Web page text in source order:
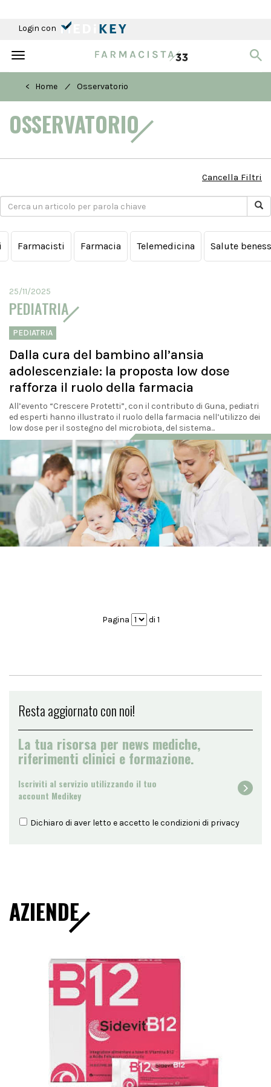
Login con
Toggle
< Home
/ Osservatorio
OSSERVATORIO
Cancella Filtri
Farmacisti Farmacia Telemedicina Salute
25/11/2025
PEDIATRIA
PEDIATRIA
Dalla cura del bambino all’ansia
adolescenziale: la proposta low dose
rafforza il ruolo della farmacia
All’evento “Crescere Protetti”, con il contributo di Guna, pediatri
ed esperti hanno illustrato il ruolo della farmacia nell’utilizzo dei
low dose per il sostegno del microbiota, del sistema...
Pagina di 1
Resta aggiornato con noi!
La tua risorsa per news mediche,
riferimenti clinici e formazione.
Iscriviti al servizio utilizzando il tuo
account Medikey
Dichiaro di aver letto e accetto le condizioni di privacy
AZIENDE